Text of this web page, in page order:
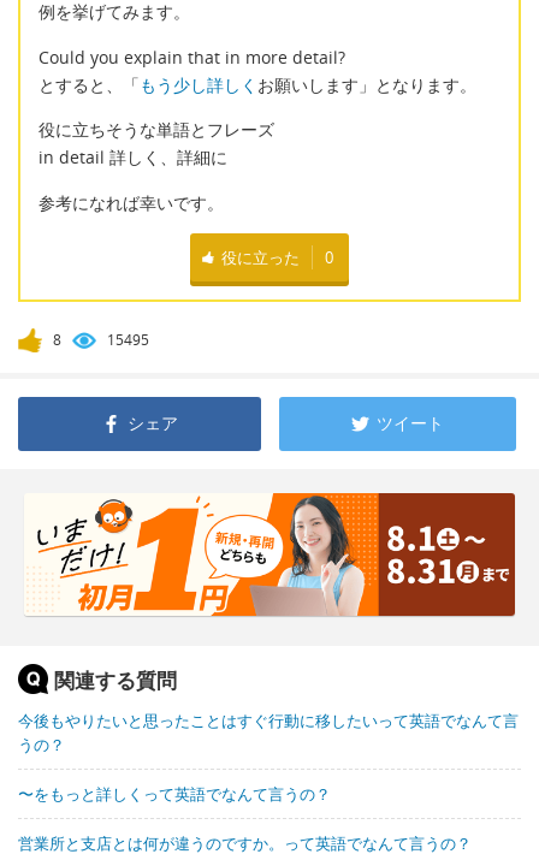
例を挙げてみます。
Could you explain that in more detail?
とすると、「もう少し詳しく お願いします」となります。
役に立ちそうな単語とフレーズ
in detail 詳しく、詳細に
参考になれば幸いです。
役に立った 0
8 15495
シェア ツイート
関連する質問
今後もやりたいと思ったことはすぐ行動に移したいって英語でなんて言
うの？
〜をもっと詳しくって英語でなんて言うの？
営業所と支店とは何が違うのですか。って英語でなんて言うの？